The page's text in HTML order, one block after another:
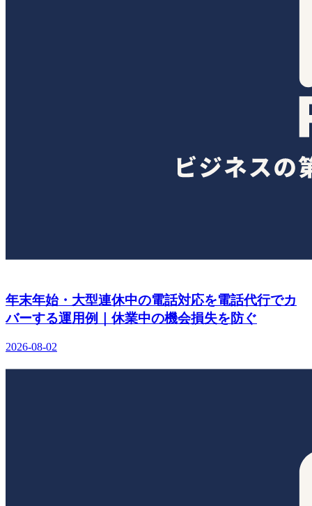
年末年始・大型連休中の電話対応を電話代行でカ
バーする運用例｜休業中の機会損失を防ぐ
2026-08-02